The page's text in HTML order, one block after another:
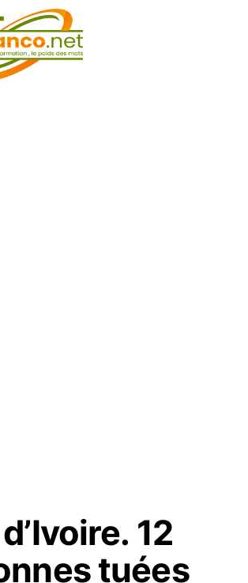
12
tuées